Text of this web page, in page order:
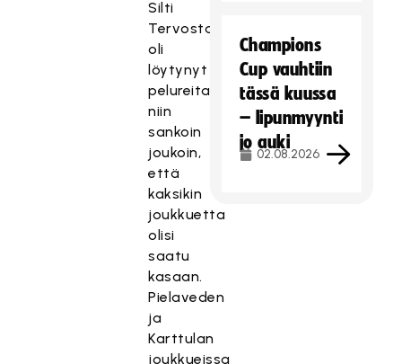
Silti
Tervostakin
oli
löytynyt
pelureita
niin
sankoin
joukoin,
että
kaksikin
joukkuetta
olisi
saatu
kasaan.
Pielaveden
ja
Karttulan
joukkueissa
Champions
Cup vauhtiin
tässä kuussa
– lipunmyynti
jo auki
02.08.2026